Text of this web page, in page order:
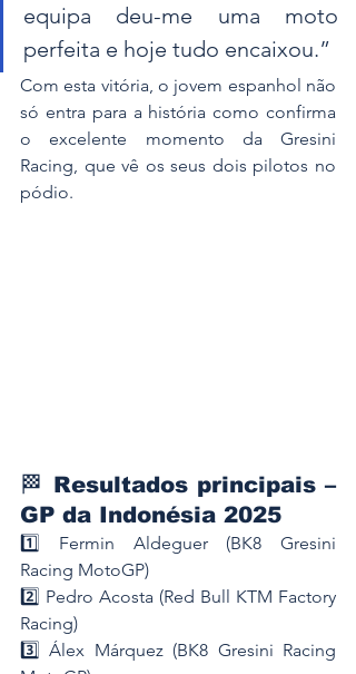
equipa deu-me uma moto
perfeita e hoje tudo encaixou.”
Com esta vitória, o jovem espanhol não
só entra para a história como confirma
o excelente momento da Gresini
Racing, que vê os seus dois pilotos no
pódio.
🏁 Resultados principais –
GP da Indonésia 2025
1️⃣ Fermin Aldeguer (BK8 Gresini
Racing MotoGP)
2️⃣ Pedro Acosta (Red Bull KTM Factory
Racing)
3️⃣ Álex Márquez (BK8 Gresini Racing